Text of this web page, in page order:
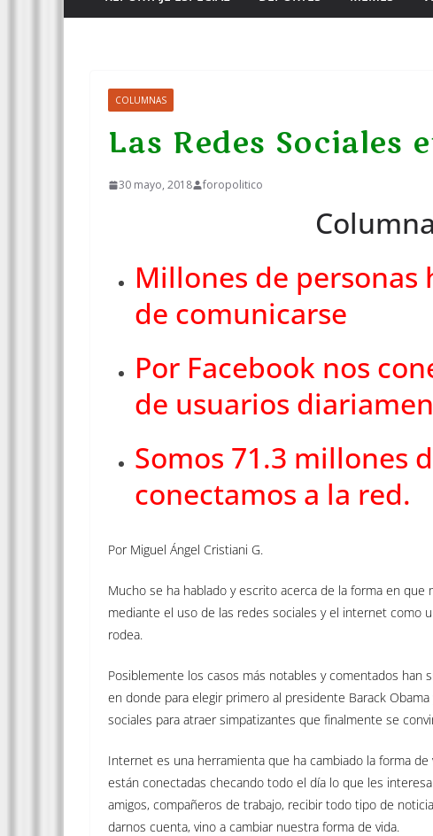
COLUMNAS
Las Redes Sociales
30 mayo, 2018 foropolitico
Millones de
de comunicarse
Por Facebook nos
de usuarios
Somos 71.3 millones
conectamos a la red.
Por Miguel Ángel Cristiani G.
Mucho se ha hablado y escrito acerca de la forma en
mediante el uso de las redes sociales y el internet como
rodea.
Posiblemente los casos más notables y comentados
en donde para elegir primero al presidente Barack
sociales para atraer simpatizantes que finalmente se
Internet es una herramienta que ha cambiado la forma
están conectadas checando todo el día lo que les
amigos, compañeros de trabajo, recibir todo tipo de
darnos cuenta, vino a cambiar nuestra forma de vida.